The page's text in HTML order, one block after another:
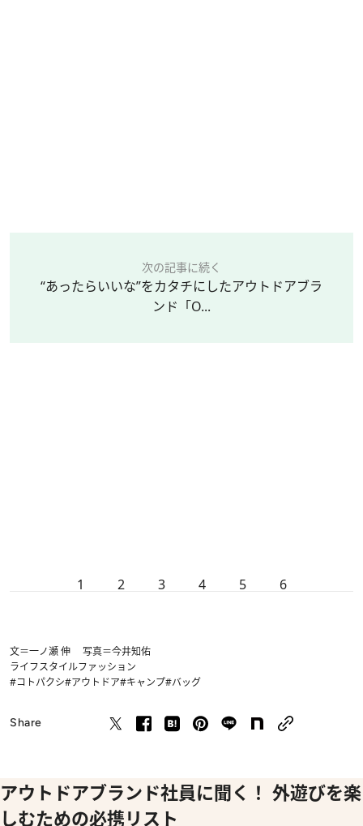
次の記事に続く
“あったらいいな”をカタチにしたアウトドアブラ
ンド「O...
1 2 3 4 5 6
文＝一ノ瀬 伸 写真＝今井知佑
ライフスタイルファッション
#コトパクシ#アウトドア#キャンプ#バッグ
Share
アウトドアブランド社員に聞く！ 外遊びを楽
しむための必携リスト